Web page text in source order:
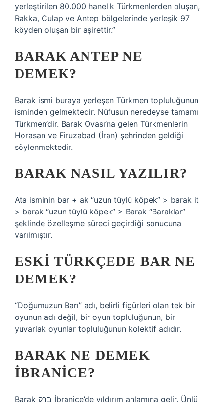
yerleştirilen 80.000 hanelik Türkmenlerden oluşan,
Rakka, Culap ve Antep bölgelerinde yerleşik 97
köyden oluşan bir aşirettir.”
BARAK ANTEP NE
DEMEK?
Barak ismi buraya yerleşen Türkmen topluluğunun
isminden gelmektedir. Nüfusun neredeyse tamamı
Türkmen’dir. Barak Ovası’na gelen Türkmenlerin
Horasan ve Firuzabad (İran) şehrinden geldiği
söylenmektedir.
BARAK NASIL YAZILIR?
Ata isminin bar + ak “uzun tüylü köpek” > barak it
> barak “uzun tüylü köpek” > Barak “Baraklar”
şeklinde özelleşme süreci geçirdiği sonucuna
varılmıştır.
ESKI TÜRKÇEDE BAR NE
DEMEK?
“Doğumuzun Barı” adı, belirli figürleri olan tek bir
oyunun adı değil, bir oyun topluluğunun, bir
yuvarlak oyunlar topluluğunun kolektif adıdır.
BARAK NE DEMEK
IBRANICE?
Barak ברק İbranice’de yıldırım anlamına gelir. Ünlü